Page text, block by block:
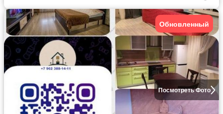
Посмотреть Фото
Обновленный